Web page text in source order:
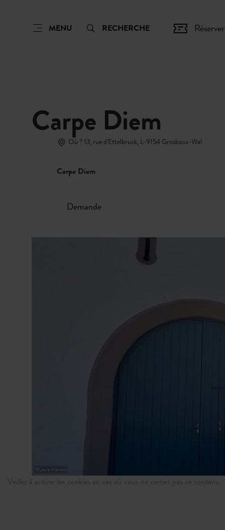
MENU RECHERCHE Réserver
Carpe Diem
Où ? 13, rue d'Ettelbruck, L-9154 Grosbous-Wal
Carpe Diem
Demande
©Laura Massen
Veillez à activer les cookies au cas où vous ne verriez pas ce contenu.